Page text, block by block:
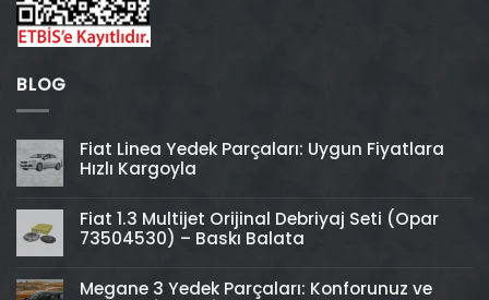
BLOG
Fiat Linea Yedek Parçaları: Uygun Fiyatlara
Hızlı Kargoyla
Fiat 1.3 Multijet Orijinal Debriyaj Seti (Opar
73504530) – Baskı Balata
Megane 3 Yedek Parçaları: Konforunuz ve